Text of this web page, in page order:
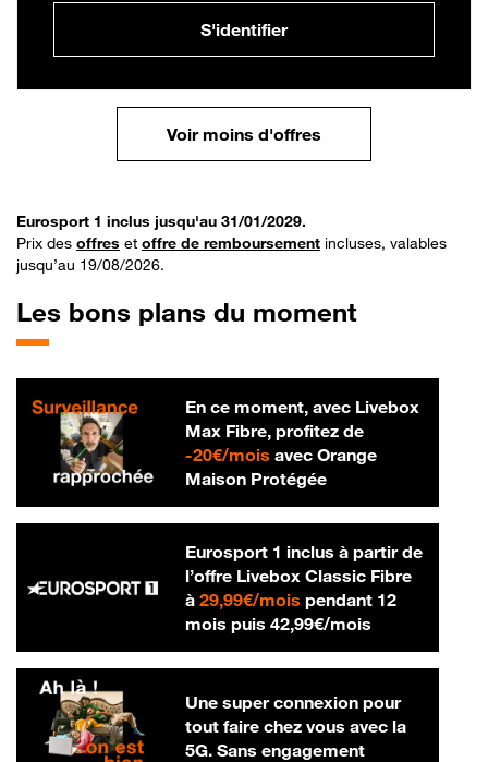
S'identifier
Voir moins d'offres
Eurosport 1 inclus jusqu'au 31/01/2029.
Prix des offres et offre de remboursement incluses, valables
jusqu’au 19/08/2026.
Les bons plans du moment
En ce moment, avec Livebox
Max Fibre, profitez de
-20€/mois20 € par mois
avec Orange
Maison Protégée
Eurosport 1 inclus à partir de
l’offre Livebox Classic Fibre
à 29,99€/mois29,99 € par mois
pendant 12
mois puis 42,99€/mois42,99 € par
Une super connexion pour
tout faire chez vous avec la
5G. Sans engagement